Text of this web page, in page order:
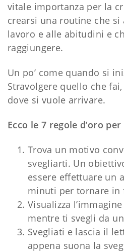
vitale importanza per la
crearsi una routine che
lavoro e alle abitudini e
raggiungere.
Un po’ come quando si
Stravolgere quello che
dove si vuole arrivare.
Ecco le 7 regole d’oro
Trova un motivo
svegliarti. Un
essere effettuare un
minuti per tornare in
Visualizza
mentre ti svegli da
Svegliati e lascia il
appena suona la